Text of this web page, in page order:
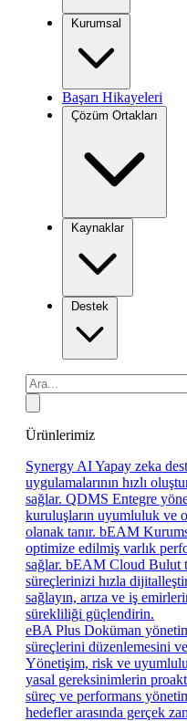
Kurumsal
Başarı Hikayeleri
Çözüm Ortakları
Kaynaklar
Destek
Ürünlerimiz
Synergy AIYapay zeka
uygulamalarının hızlı
sağlar. QDMS Entegre
kuruluşların uyumluluk ve
olanak tanır. bEAM
optimize edilmiş varlık
sağlar. bEAM Cloud Bulut
süreçlerinizi hızla
sağlayın, arıza ve iş
sürekliliği güçlendirin.
eBA Plus Doküman
süreçlerini düzenlemesini
Yönetişim, risk ve
yasal gereksinimlerin
süreç ve performans
hedefler arasında gerçek